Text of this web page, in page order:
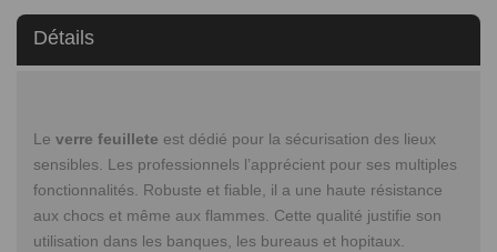
Détails
Le verre feuillete est dédié pour la sécurisation des lieux
sensibles. Les professionnels l’apprécient pour ses multiples
fonctionnalités. Robuste et fiable, il a une haute résistance
aux chocs et même aux flammes. Cette qualité justifie son
utilisation dans les banques, les bureaus et hopitaux.